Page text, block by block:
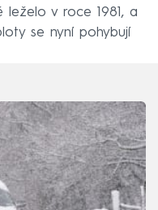
leželo v roce 1981, a
se nyní pohybují